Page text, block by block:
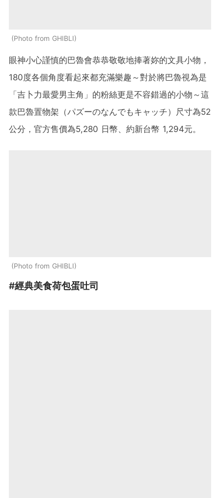
Photo from GHIBLI
眼神小心謹慎的巴魯會恭恭敬敬地捧著妳的文具小物，
180度各個角度看起來都充滿樂趣～對於將巴魯視為是
「吉卜力最愛男主角」的粉絲更是不容錯過的小物～這
款巴魯置物架（パズーのなんでもキャッチ）尺寸為52
公分，官方售價為5,280 日幣、約新台幣 1,294元。
Photo from GHIBLI
#經典美食荷包蛋吐司